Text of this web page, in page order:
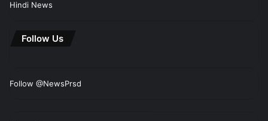
Hindi News
Follow Us
Follow @NewsPrsd